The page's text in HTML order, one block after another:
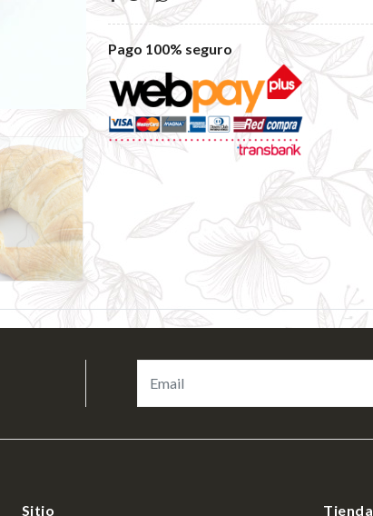
Pago 100% seguro
Sitio Tienda